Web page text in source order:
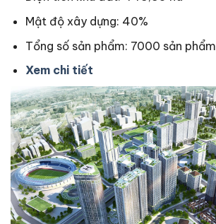
Mật độ xây dựng: 40%
Tổng số sản phẩm: 7000 sản phẩm
Xem chi tiết